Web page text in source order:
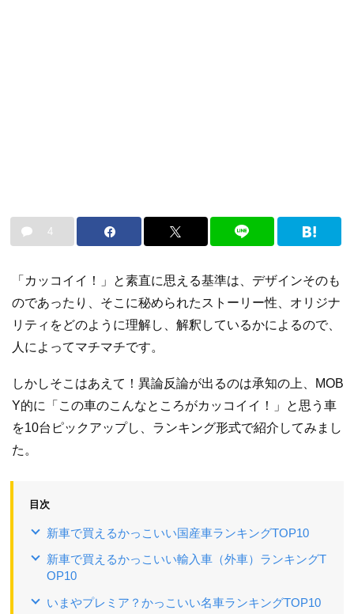
4
「カッコイイ！」と素直に思える基準は、デザインそのも
のであったり、そこに秘められたストーリー性、オリジナ
リティをどのように理解し、解釈しているかによるので、
人によってマチマチです。
しかしそこはあえて！異論反論が出るのは承知の上、MOB
Y的に「この車のこんなところがカッコイイ！」と思う車
を10台ピックアップし、ランキング形式で紹介してみまし
た。
目次
新車で買えるかっこいい国産車ランキングTOP10
新車で買えるかっこいい輸入車（外車）ランキングT
OP10
いまやプレミア？かっこいい名車ランキングTOP10